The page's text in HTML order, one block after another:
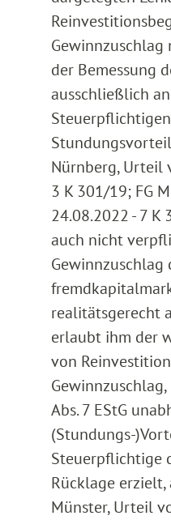
der Bemessung
ausschließlich
Nürnberg, Urteil
3 K 301/19; FG
24.08.2022 - 7 K
auch nicht
Gewinnzuschlag
realitätsgerecht
erlaubt ihm der
von
Abs. 7 EStG
(Stundungs-
Steuerpflichtige
Rücklage erzielt,
Münster, Urteil